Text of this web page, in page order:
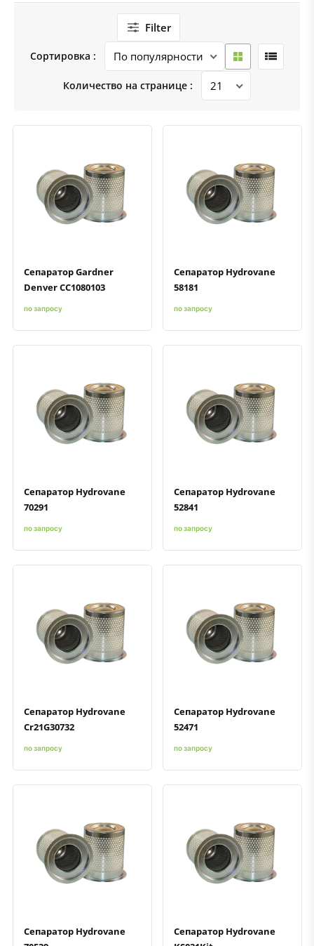
Filter
Сортировка :
Количество на странице :
Быстрый просмотрДобавить к сравнению
Добавить в избранное
Сепаратор Gardner
Denver CC1080103
по запросу
Быстрый просмотрДобавить к сравнению
Добавить в избранное
Сепаратор Hydrovane
58181
по запросу
Быстрый просмотрДобавить к сравнению
Добавить в избранное
Сепаратор Hydrovane
70291
по запросу
Быстрый просмотрДобавить к сравнению
Добавить в избранное
Сепаратор Hydrovane
52841
по запросу
Быстрый просмотрДобавить к сравнению
Добавить в избранное
Сепаратор Hydrovane
Cr21G30732
по запросу
Быстрый просмотрДобавить к сравнению
Добавить в избранное
Сепаратор Hydrovane
52471
по запросу
Быстрый просмотрДобавить к сравнению
Добавить в избранное
Сепаратор Hydrovane
Быстрый просмотрДобавить к сравнению
Добавить в избранное
Сепаратор Hydrovane